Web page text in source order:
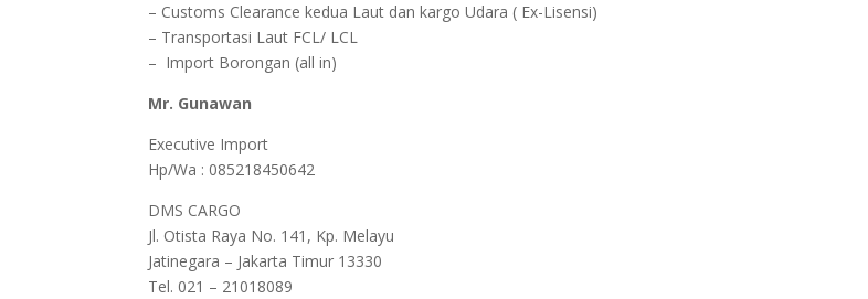
– Customs Clearance kedua Laut dan kargo Udara ( Ex-Lisensi)
– Transportasi Laut FCL/ LCL
– Import Borongan (all in)
Mr. Gunawan
Executive Import
Hp/Wa : 085218450642
DMS CARGO
Jl. Otista Raya No. 141, Kp. Melayu
Jatinegara – Jakarta Timur 13330
Tel. 021 – 21018089